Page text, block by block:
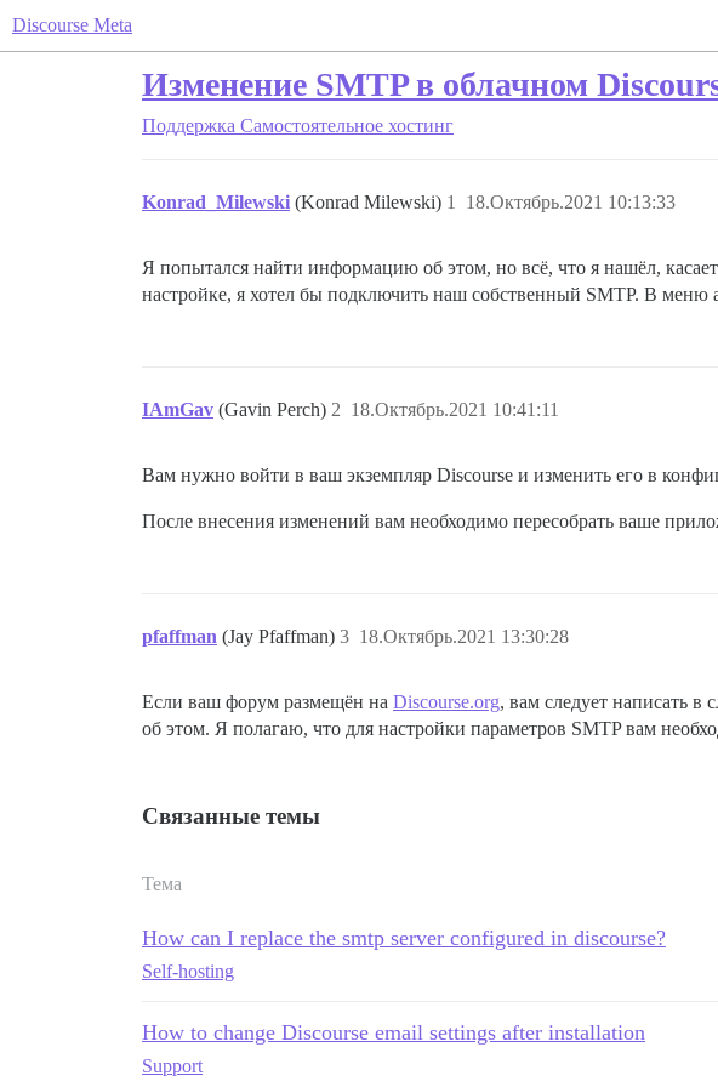
Discourse Meta
Изменение SMTP в облачном
Поддержка Самостоятельное хостинг
Konrad_Milewski (Konrad Milewski) 18.Октябрь.2021 10:13:33
1
Я попытался найти информацию об этом, но всё, что я нашёл,
настройке, я хотел бы подключить наш собственный SMTP. В
IAmGav (Gavin Perch) 18.Октябрь.2021 10:41:11
2
Вам нужно войти в ваш экземпляр Discourse и изменить его в
После внесения изменений вам необходимо пересобрать ваше
pfaffman (Jay Pfaffman) 18.Октябрь.2021 13:30:28
3
Если ваш форум размещён на Discourse.org, вам следует написать
об этом. Я полагаю, что для настройки параметров SMTP вам
Связанные темы
Тема
How can I replace the smtp server configured in discourse?
Self-hosting
How to change Discourse email settings after installation
Support